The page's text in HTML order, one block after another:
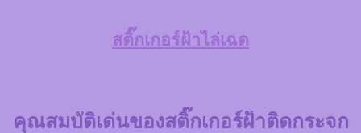
สติ๊กเกอร์ฝ้าไล่เฉด
คุณสมบัติเด่นของสติ๊กเกอร์ฝ้าติดกระจก